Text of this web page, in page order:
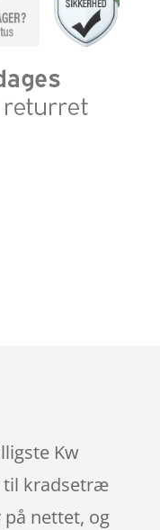
Kw
til kradsetræ
nettet, og